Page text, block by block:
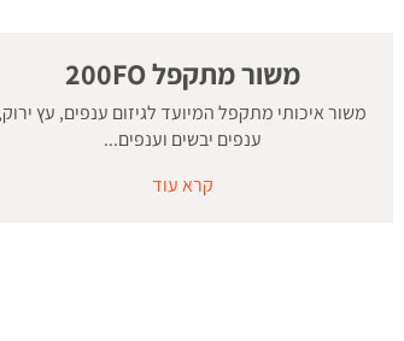
משור מתקפל 200FO
משור איכותי מתקפל המיועד לגיזום ענפים, עץ ירוק,
ענפים יבשים וענפים...
קרא עוד